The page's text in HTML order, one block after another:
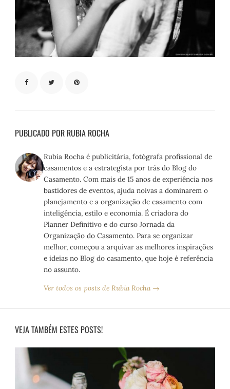
PUBLICADO POR RUBIA ROCHA
Rubia Rocha é publicitária, fotógrafa profissional de
casamentos e a estrategista por trás do Blog do
Casamento. Com mais de 15 anos de experiência nos
bastidores de eventos, ajuda noivas a dominarem o
planejamento e a organização de casamento com
inteligência, estilo e economia. É criadora do
Planner Definitivo e do curso Jornada da
Organização do Casamento. Para se organizar
melhor, começou a arquivar as melhores inspirações
e ideias no Blog do casamento, que hoje é referência
no assunto.
Ver todos os posts de Rubia Rocha →
VEJA TAMBÉM ESTES POSTS!